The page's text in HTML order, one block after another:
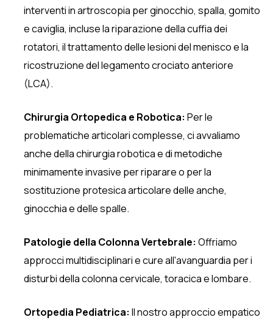
interventi in artroscopia per ginocchio, spalla, gomito
e caviglia, incluse la riparazione della cuffia dei
rotatori, il trattamento delle lesioni del menisco e la
ricostruzione del legamento crociato anteriore
(LCA).
Chirurgia Ortopedica e Robotica: Per le
problematiche articolari complesse, ci avvaliamo
anche della chirurgia robotica e di metodiche
minimamente invasive per riparare o per la
sostituzione protesica articolare delle anche,
ginocchia e delle spalle.
Patologie della Colonna Vertebrale: Offriamo
approcci multidisciplinari e cure all'avanguardia per i
disturbi della colonna cervicale, toracica e lombare.
Ortopedia Pediatrica: Il nostro approccio empatico